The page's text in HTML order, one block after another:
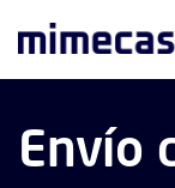
Envío